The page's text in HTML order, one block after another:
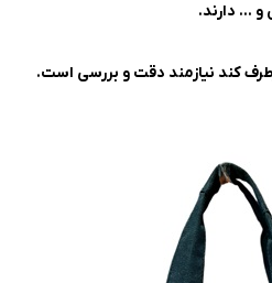
و .‌‌.. دارند.
کند نیازمند دقت و بررسی است.